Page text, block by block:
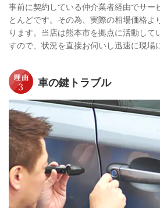
事前に契約している仲介業者経由でサー
とんどです。その為、実際の相場価格よ
ります。当店は熊本市を拠点に活動して
すので、状況を直接お伺いし迅速に現場
車の鍵トラブル